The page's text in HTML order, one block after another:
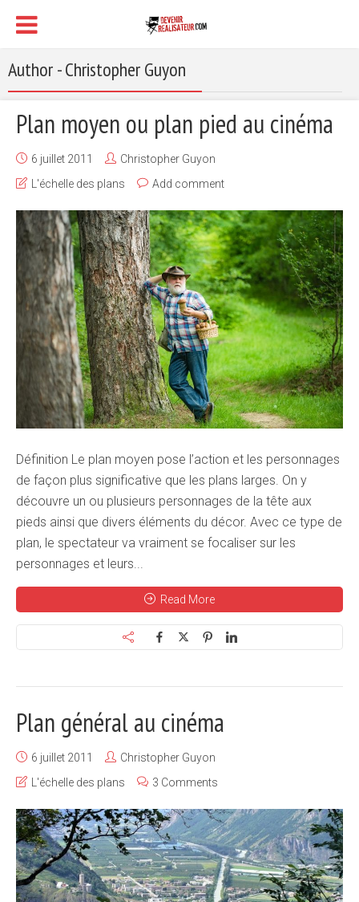
Author - Christopher Guyon
Plan moyen ou plan pied au cinéma
6 juillet 2011
Christopher Guyon
L'échelle des plans
Add comment
Définition Le plan moyen pose l’action et les personnages
de façon plus significative que les plans larges. On y
découvre un ou plusieurs personnages de la tête aux
pieds ainsi que divers éléments du décor. Avec ce type de
plan, le spectateur va vraiment se focaliser sur les
personnages et leurs...
Read More
Plan général au cinéma
6 juillet 2011
Christopher Guyon
L'échelle des plans
3 Comments